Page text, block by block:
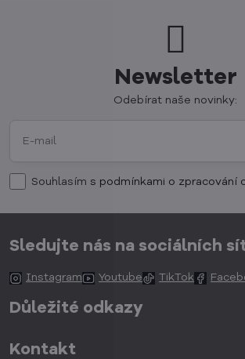
Newsletter
Odebírat naše novinky:
Souhlasím s podmínkami o zpracování
Sledujte nás na sociálních
Instagram Youtube TikTok
Důležité odkazy
Kontakt